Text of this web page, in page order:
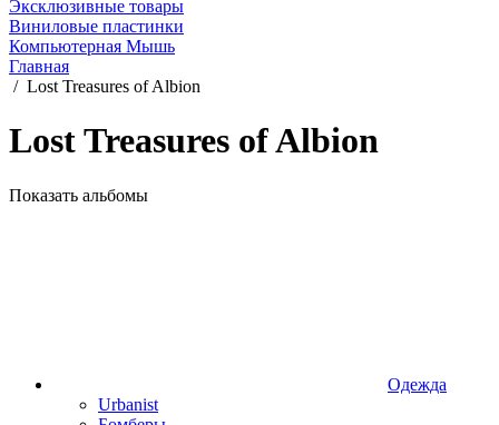
Эксклюзивные товары
Виниловые пластинки
Компьютерная Мышь
Главная
/ Lost Treasures of Albion
Lost Treasures of Albion
Показать альбомы
Одежда
Urbanist